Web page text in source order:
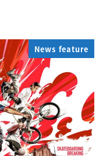
News feature